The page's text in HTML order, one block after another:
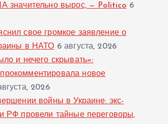
значительно вырос, — Politico 6
свое громкое заявление о
в НАТО 6 августа, 2026
и нечего скрывать»:
новое
2026
войны в Украине: экс-
РФ провели тайные переговоры,